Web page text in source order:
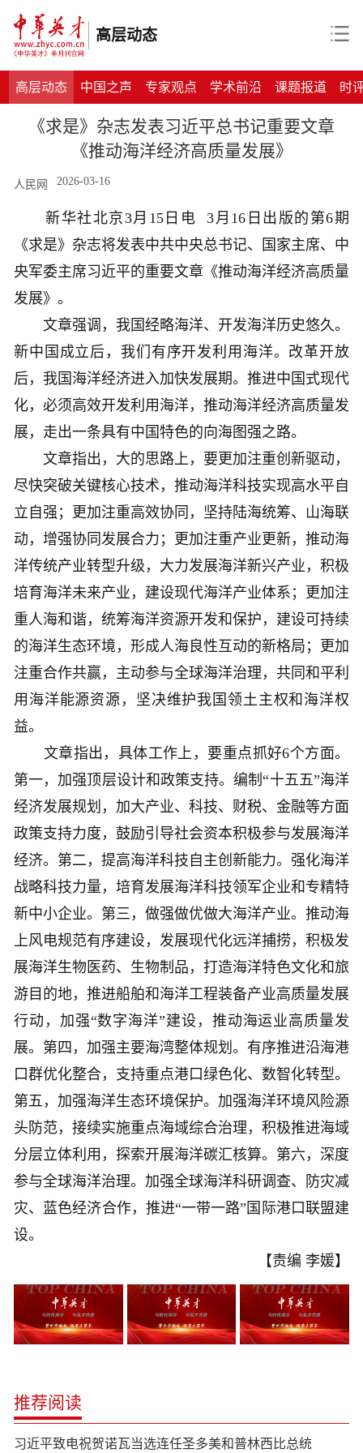
高层动态
高层动态 中国之声 专家观点 学术前沿 课题报道 时
《求是》杂志发表习近平总书记重要文章
《推动海洋经济高质量发展》
人民网 2026-03-16
新华社北京3月15日电 3月16日出版的第6期
《求是》杂志将发表中共中央总书记、国家主席、中
央军委主席习近平的重要文章《推动海洋经济高质量
发展》。
文章强调，我国经略海洋、开发海洋历史悠久。
新中国成立后，我们有序开发利用海洋。改革开放
后，我国海洋经济进入加快发展期。推进中国式现代
化，必须高效开发利用海洋，推动海洋经济高质量发
展，走出一条具有中国特色的向海图强之路。
文章指出，大的思路上，要更加注重创新驱动，
尽快突破关键核心技术，推动海洋科技实现高水平自
立自强；更加注重高效协同，坚持陆海统筹、山海联
动，增强协同发展合力；更加注重产业更新，推动海
洋传统产业转型升级，大力发展海洋新兴产业，积极
培育海洋未来产业，建设现代海洋产业体系；更加注
重人海和谐，统筹海洋资源开发和保护，建设可持续
的海洋生态环境，形成人海良性互动的新格局；更加
注重合作共赢，主动参与全球海洋治理，共同和平利
用海洋能源资源，坚决维护我国领土主权和海洋权
益。
文章指出，具体工作上，要重点抓好6个方面。
第一，加强顶层设计和政策支持。编制“十五五”海洋
经济发展规划，加大产业、科技、财税、金融等方面
政策支持力度，鼓励引导社会资本积极参与发展海洋
经济。第二，提高海洋科技自主创新能力。强化海洋
战略科技力量，培育发展海洋科技领军企业和专精特
新中小企业。第三，做强做优做大海洋产业。推动海
上风电规范有序建设，发展现代化远洋捕捞，积极发
展海洋生物医药、生物制品，打造海洋特色文化和旅
游目的地，推进船舶和海洋工程装备产业高质量发展
行动，加强“数字海洋”建设，推动海运业高质量发
展。第四，加强主要海湾整体规划。有序推进沿海港
口群优化整合，支持重点港口绿色化、数智化转型。
第五，加强海洋生态环境保护。加强海洋环境风险源
头防范，接续实施重点海域综合治理，积极推进海域
分层立体利用，探索开展海洋碳汇核算。第六，深度
参与全球海洋治理。加强全球海洋科研调查、防灾减
灾、蓝色经济合作，推进“一带一路”国际港口联盟建
设。
【责编 李媛】
推荐阅读
习近平致电祝贺诺瓦当选连任圣多美和普林西比总统